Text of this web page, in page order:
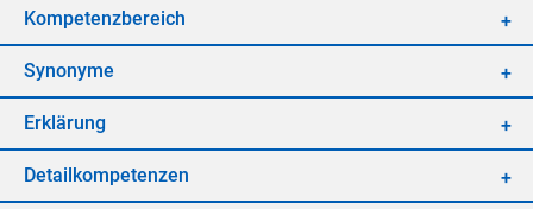
Kom­pe­tenz­be­reich
Syn­ony­me
Er­klä­rung
De­tail­kom­pe­ten­zen